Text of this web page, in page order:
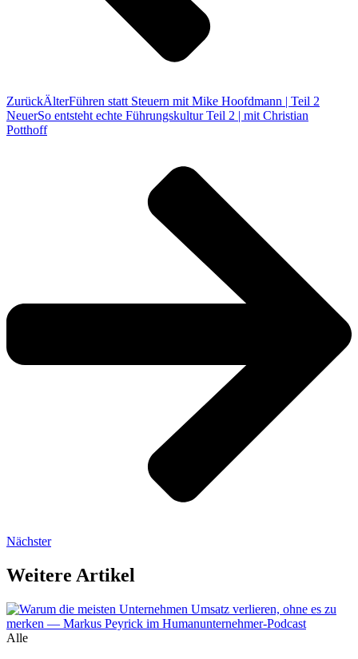
ZurückÄlterFühren statt Steuern mit Mike Hoofdmann | Teil 2
NeuerSo entsteht echte Führungskultur Teil 2 | mit Christian
Potthoff
Nächster
Weitere Artikel
Alle